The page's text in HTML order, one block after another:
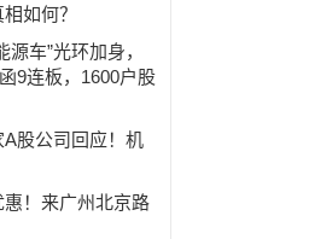
如何？
车”光环加身，
9连板，1600户股
股公司回应！机
！来广州北京路